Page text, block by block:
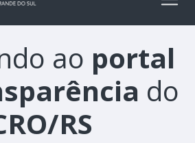
ao portal
do
RS